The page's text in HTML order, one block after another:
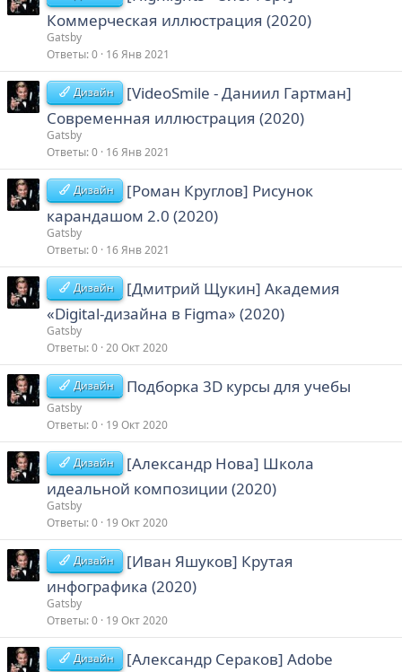
Коммерческая иллюстрация (2020)
Gatsby
Ответы 0 16 Янв 2021
Дизайн
[VideoSmile - Даниил Гартман]
Современная иллюстрация (2020)
Gatsby
Ответы 0 16 Янв 2021
Дизайн
[Роман Круглов] Рисунок
карандашом 2.0 (2020)
Gatsby
Ответы 0 16 Янв 2021
Дизайн
[Дмитрий Щукин] Академия
«Digital-дизайна в Figma» (2020)
Gatsby
Ответы 0 20 Окт 2020
Дизайн Подборка 3D курсы для учебы
Gatsby
Ответы 0 19 Окт 2020
Дизайн
[Александр Нова] Школа
идеальной композиции (2020)
Gatsby
Ответы 0 19 Окт 2020
Дизайн
[Иван Яшуков] Крутая
инфографика (2020)
Gatsby
Ответы 0 19 Окт 2020
Дизайн
[Александр Сераков] Adobe